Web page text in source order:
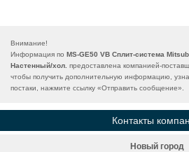
Внимание!
Информация по MS-GЕ50 VB Сплит-система
Настенный/хол. предоставлена компанией-
чтобы получить дополнительную информацию,
постаки, нажмите ссылку «Отправить сообщение».
Контакты
Новый город